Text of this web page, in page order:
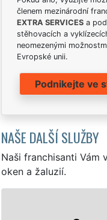
členem mezinárodní
EXTRA SERVICESa
stěhovacích a
neomezenými
Evropské unii.
Podnikejte ve
NAŠE DALŠÍ SLUŽBY
Naši franchisanti Vám
oken a žaluzií.
BÍLOVEC